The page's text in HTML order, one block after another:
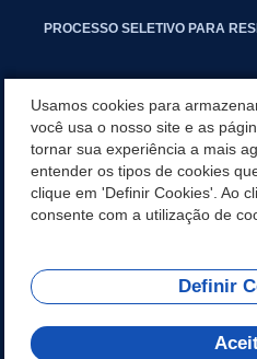
PROCESSO SELETIVO PARA
MANUAL DE PROCEDIMENTOS
TURMINHA DO LAGO
REDES SOCIAIS
Usamos cookies para
você usa o nosso site e as
tornar sua experiência a mais
entender os tipos de cookies
clique em 'Definir Cookies'. Ao
consente com a utilização de
Definir